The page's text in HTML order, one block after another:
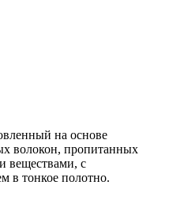
на основе
волокон, пропитанных
веществами, с
в тонкое полотно.